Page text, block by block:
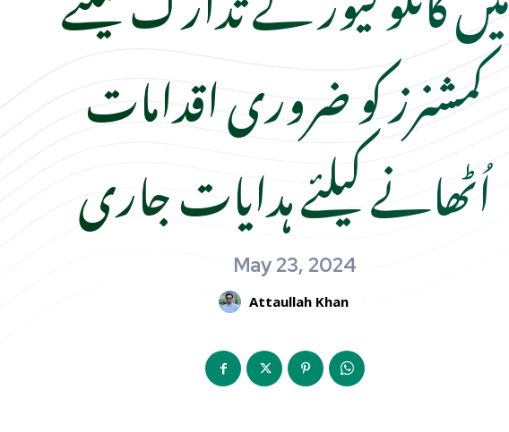
کمشنرز کو ضروری اقدامات
اُٹھانے کیلئے ہدایات جاری
May 23, 2024
Attaullah Khan